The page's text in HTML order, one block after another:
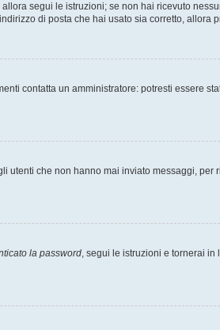
segui le istruzioni; se non hai ricevuto
di posta che hai usato sia corretto, allora
contatta un amministratore: potresti essere
che non hanno mai inviato messaggi, per
la password, segui le istruzioni e tornerai in